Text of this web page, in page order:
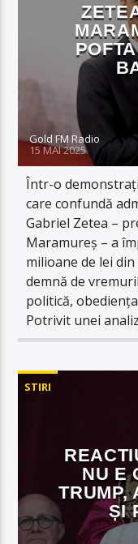
Gold FM Radio
15 MAI 2025
Într-o
care confundă
Gabriel Zetea –
Maramureș – a
milioane de lei
demnă de
politică,
Potrivit unei
STIRI
NU E
TRUMP,
ȘI